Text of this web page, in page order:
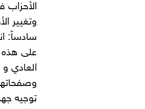
الأحزاب
وتغيير
سادساً:
على هذه
العادي
توجيه